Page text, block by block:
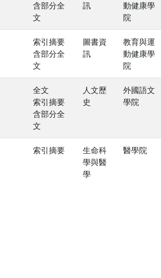
含部分全
文
訊
動健康學
院
索引摘要
含部分全
文
圖書資
訊
教育與運
動健康學
院
全文
索引摘要
含部分全
文
人文歷
史
外國語文
學院
索引摘要
生命科
學與醫
學
醫學院